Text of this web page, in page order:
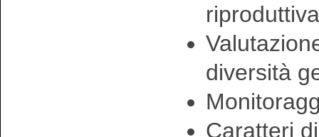
riproduttiva
diversità
Caratteri